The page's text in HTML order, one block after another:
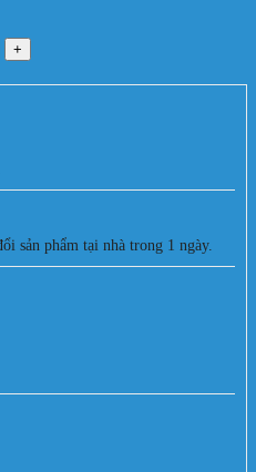
sản phẩm tại nhà trong 1 ngày.